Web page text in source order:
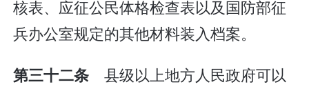
核表、应征公民体格检查表以及国防部征
兵办公室规定的其他材料装入档案。
第三十二条 县级以上地方人民政府可以